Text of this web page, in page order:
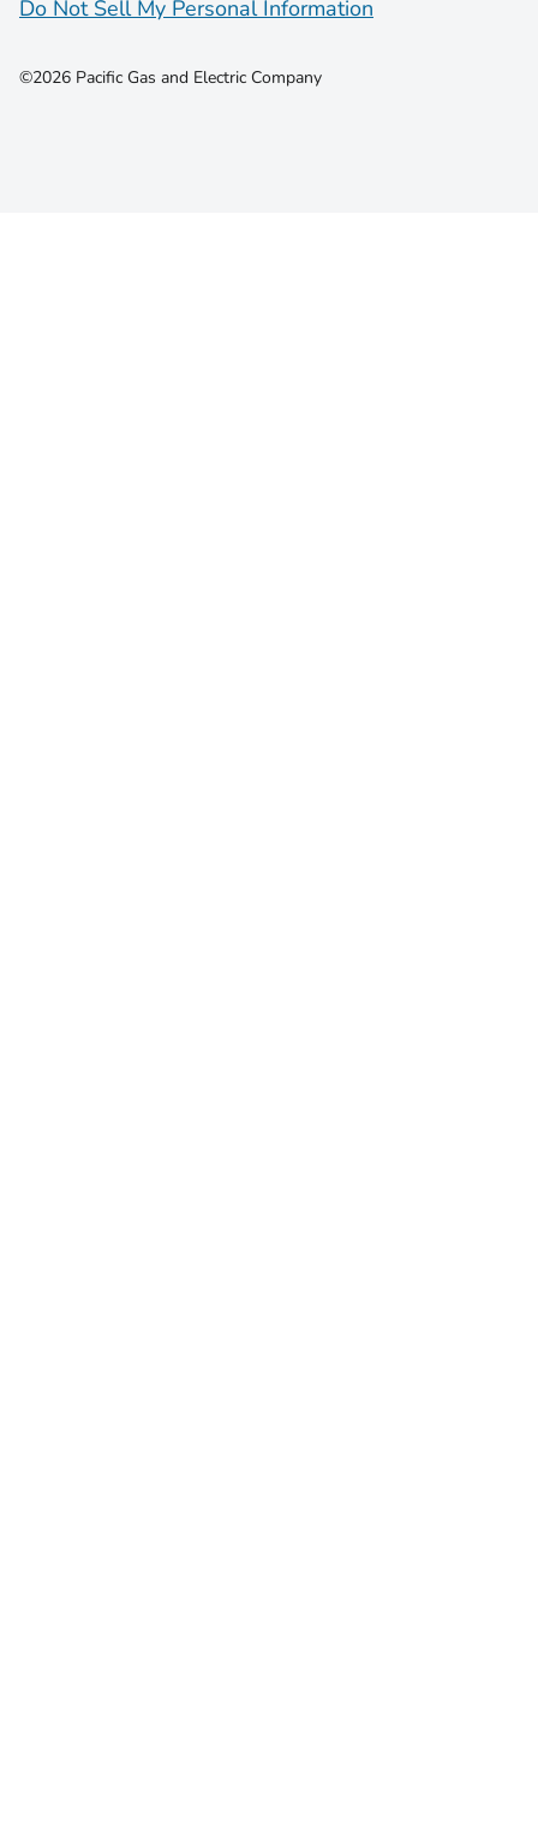
Do Not Sell My Personal Information
©2026 Pacific Gas and Electric Company